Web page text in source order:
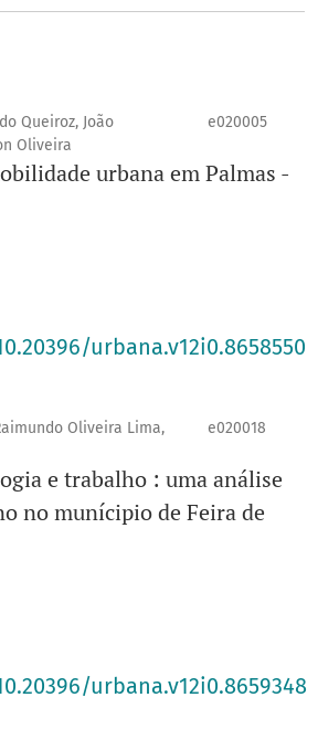
Queiroz, João
Oliveira
e020005
urbana em Palmas -
urbana.v12i0.8658550
Oliveira Lima,
e020018
e trabalho : uma análise
no munícipio de Feira de
urbana.v12i0.8659348